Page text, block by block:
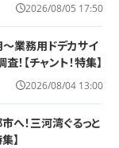
2026/08/05 17:50
～業務用ドデカサイ
【チャント！特集】
2026/08/04 13:00
へ！三河湾ぐるっと
】